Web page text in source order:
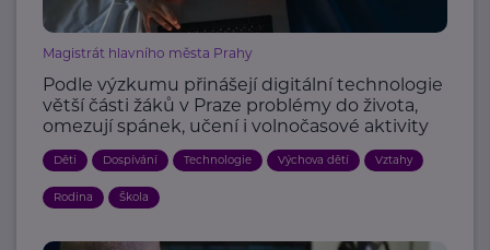
Magistrát hlavního města Prahy
Podle výzkumu přinášejí digitální technologie
větší části žáků v Praze problémy do života,
omezují spánek, učení i volnočasové aktivity
Děti Dospívání Technologie Výchova dětí Vztahy
Rodina Škola